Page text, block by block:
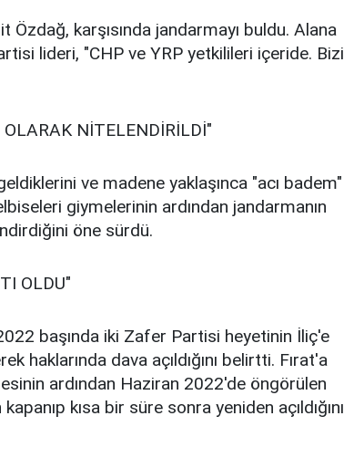
karşısında jandarmayı buldu. Alana
lideri, "CHP ve YRP yetkilileri içeride. Bizi
NİTELENDİRİLDİ"
ve madene yaklaşınca "acı badem"
giymelerinin ardından jandarmanın
öne sürdü.
OLDU"
başında iki Zafer Partisi heyetinin İliç'e
haklarında dava açıldığını belirtti. Fırat'a
ardından Haziran 2022'de öngörülen
kısa bir süre sonra yeniden açıldığını